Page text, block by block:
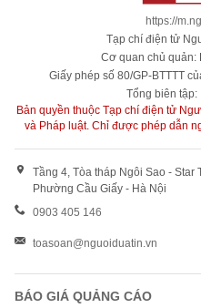
https://
Tạp chí điện tử
Cơ quan chủ quản:
Giấy phép số 80/GP-BTTTT
Tổng biên tập:
Bản quyền thuộc Tạp chí điện tử
và Pháp luật. Chỉ được phép dẫn
Tầng 4, Tòa tháp Ngôi Sao -
Phường Cầu Giấy - Hà Nội
0903 405 146
toasoan@nguoiduatin.vn
BÁO GIÁ QUẢNG CÁO